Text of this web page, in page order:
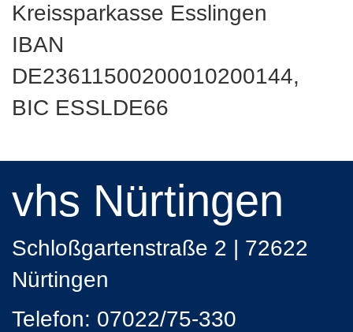
Kreissparkasse Esslingen
IBAN
DE23611500200010200144,
BIC ESSLDE66
vhs Nürtingen
Schloßgartenstraße 2 | 72622
Nürtingen
Telefon: 07022/75-330